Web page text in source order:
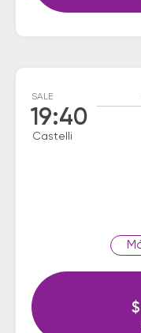
SALE
19:40
Castelli
$